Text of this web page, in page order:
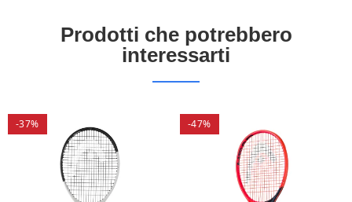
Prodotti che potrebbero
interessarti
-37% -47%